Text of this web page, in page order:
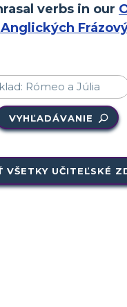
verbs in our
VYHĽADÁVANIE
VŠETKY UČITEĽSKÉ